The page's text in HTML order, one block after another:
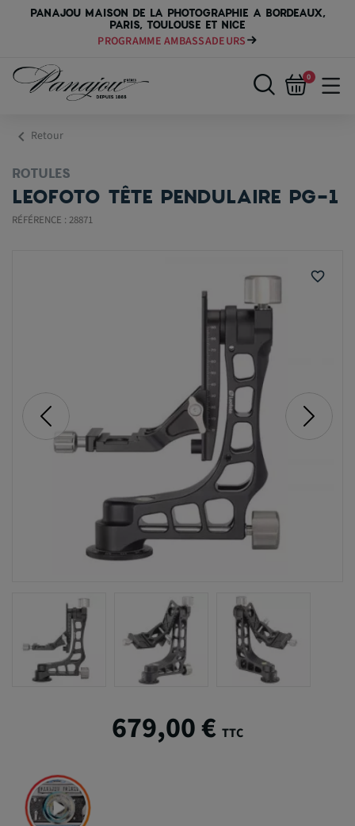
PANAJOU MAISON DE LA PHOTOGRAPHIE A BORDEAUX,
PARIS, TOULOUSE ET NICE
PAYER VOTRE MATÉRIEL JUSQU'EN 84 FOIS
0
chevron_left Retour
ROTULES
LEOFOTO TÊTE PENDULAIRE PG-1
RÉFÉRENCE : 28871
favorite_border
679,00 € TTC